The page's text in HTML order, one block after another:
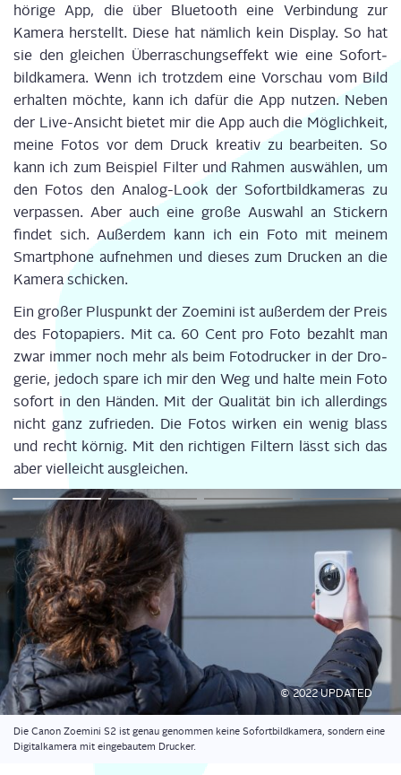
hö­ri­ge App, die über Blue­tooth eine Ver­bin­dung zur
Kame­ra her­stellt. Die­se hat näm­lich kein Dis­play. So hat
sie den glei­chen Über­ra­schungs­ef­fekt wie eine Sofort­
bild­ka­me­ra. Wenn ich trotz­dem eine Vor­schau vom Bild
erhal­ten möch­te, kann ich dafür die App nut­zen. Neben
der Live-Ansicht bie­tet mir die App auch die Mög­lich­keit,
mei­ne Fotos vor dem Druck krea­tiv zu bear­bei­ten. So
kann ich zum Bei­spiel Fil­ter und Rah­men aus­wäh­len, um
den Fotos den Ana­log-Look der Sofort­bild­ka­me­ras zu
ver­pas­sen. Aber auch eine gro­ße Aus­wahl an Sti­ckern
fin­det sich. Außer­dem kann ich ein Foto mit mei­nem
Smart­phone auf­neh­men und die­ses zum Dru­cken an die
Kame­ra schicken.
Ein gro­ßer Plus­punkt der Zoe­mi­ni ist außer­dem der Preis
des Foto­pa­piers. Mit ca. 60 Cent pro Foto bezahlt man
zwar immer noch mehr als beim Foto­dru­cker in der Dro­
ge­rie, jedoch spa­re ich mir den Weg und hal­te mein Foto
sofort in den Hän­den. Mit der Qua­li­tät bin ich aller­dings
nicht ganz zufrie­den. Die Fotos wir­ken ein wenig blass
und recht kör­nig. Mit den rich­ti­gen Fil­tern lässt sich das
aber viel­leicht ausgleichen.
© 2022 UPDATED
Die Canon Zoe­mi­ni S2 ist genau genom­men kei­ne Sofort­bild­ka­me­ra, son­dern eine
Digi­tal­ka­me­ra mit ein­ge­bau­tem Drucker.